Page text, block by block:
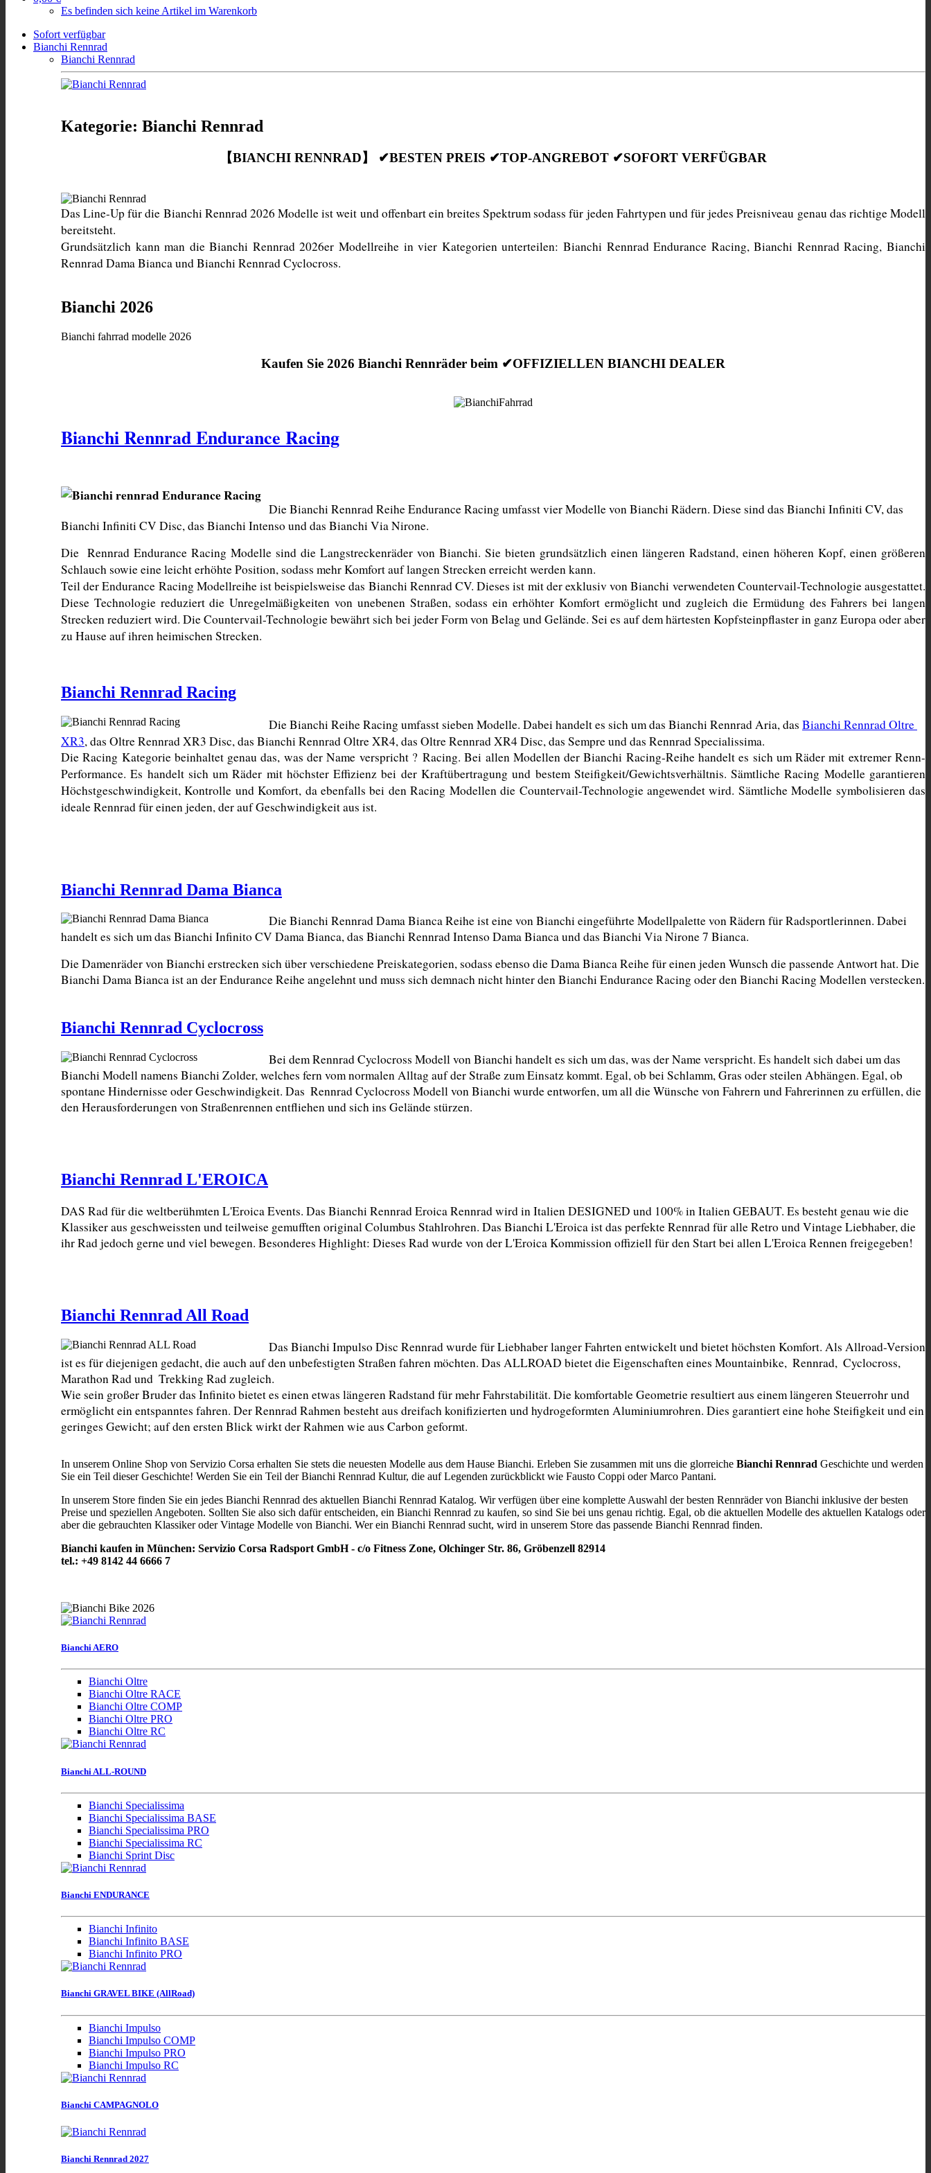
Es befinden sich keine Artikel im Warenkorb
Sofort verfügbar
Bianchi Rennrad
Bianchi Rennrad
Kategorie: Bianchi Rennrad
【BIANCHI RENNRAD】 ✔BESTEN PREIS ✔TOP-ANGREBOT ✔SOFORT VERFÜGBAR
Das Line-Up für die Bianchi Rennrad 2026 Modelle ist weit und offenbart ein breites Spektrum sodass für jeden Fahrtypen und für jedes Preisniveau genau das richtige Modell
bereitsteht.
Grundsätzlich kann man die Bianchi Rennrad 2026er Modellreihe in vier Kategorien unterteilen: Bianchi Rennrad Endurance Racing, Bianchi Rennrad Racing, Bianchi
Rennrad Dama Bianca und Bianchi Rennrad Cyclocross.
Bianchi 2026
Bianchi fahrrad modelle 2026
Kaufen Sie 2026 Bianchi Rennräder beim ✔OFFIZIELLEN BIANCHI DEALER
Bianchi Rennrad Endurance Racing
Die Bianchi Rennrad Reihe Endurance Racing umfasst vier Modelle von Bianchi Rädern. Diese sind das Bianchi Infiniti CV, das
Bianchi Infiniti CV Disc, das Bianchi Intenso und das Bianchi Via Nirone.
Die  Rennrad Endurance Racing Modelle sind die Langstreckenräder von Bianchi. Sie bieten grundsätzlich einen längeren Radstand, einen höheren Kopf, einen größeren
Schlauch sowie eine leicht erhöhte Position, sodass mehr Komfort auf langen Strecken erreicht werden kann.
Teil der Endurance Racing Modellreihe ist beispielsweise das Bianchi Rennrad CV. Dieses ist mit der exklusiv von Bianchi verwendeten Countervail-Technologie ausgestattet.
Diese Technologie reduziert die Unregelmäßigkeiten von unebenen Straßen, sodass ein erhöhter Komfort ermöglicht und zugleich die Ermüdung des Fahrers bei langen
Strecken reduziert wird. Die Countervail-Technologie bewährt sich bei jeder Form von Belag und Gelände. Sei es auf dem härtesten Kopfsteinpflaster in ganz Europa oder aber
zu Hause auf ihren heimischen Strecken.
Bianchi Rennrad Racing
Die Bianchi Reihe Racing umfasst sieben Modelle. Dabei handelt es sich um das Bianchi Rennrad Aria, das Bianchi Rennrad Oltre
XR3, das Oltre Rennrad XR3 Disc, das Bianchi Rennrad Oltre XR4, das Oltre Rennrad XR4 Disc, das Sempre und das Rennrad Specialissima.
Die Racing Kategorie beinhaltet genau das, was der Name verspricht ? Racing. Bei allen Modellen der Bianchi Racing-Reihe handelt es sich um Räder mit extremer Renn-
Performance. Es handelt sich um Räder mit höchster Effizienz bei der Kraftübertragung und bestem Steifigkeit/Gewichtsverhältnis. Sämtliche Racing Modelle garantieren
Höchstgeschwindigkeit, Kontrolle und Komfort, da ebenfalls bei den Racing Modellen die Countervail-Technologie angewendet wird. Sämtliche Modelle symbolisieren das
ideale Rennrad für einen jeden, der auf Geschwindigkeit aus ist.
Bianchi Rennrad Dama Bianca
Die Bianchi Rennrad Dama Bianca Reihe ist eine von Bianchi eingeführte Modellpalette von Rädern für Radsportlerinnen. Dabei
handelt es sich um das Bianchi Infinito CV Dama Bianca, das Bianchi Rennrad Intenso Dama Bianca und das Bianchi Via Nirone 7 Bianca.
Die Damenräder von Bianchi erstrecken sich über verschiedene Preiskategorien, sodass ebenso die Dama Bianca Reihe für einen jeden Wunsch die passende Antwort hat. Die
Bianchi Dama Bianca ist an der Endurance Reihe angelehnt und muss sich demnach nicht hinter den Bianchi Endurance Racing oder den Bianchi Racing Modellen verstecken.
Bianchi Rennrad Cyclocross
Bei dem Rennrad Cyclocross Modell von Bianchi handelt es sich um das, was der Name verspricht. Es handelt sich dabei um das
Bianchi Modell namens Bianchi Zolder, welches fern vom normalen Alltag auf der Straße zum Einsatz kommt. Egal, ob bei Schlamm, Gras oder steilen Abhängen. Egal, ob
spontane Hindernisse oder Geschwindigkeit. Das  Rennrad Cyclocross Modell von Bianchi wurde entworfen, um all die Wünsche von Fahrern und Fahrerinnen zu erfüllen, die
den Herausforderungen von Straßenrennen entfliehen und sich ins Gelände stürzen.
Bianchi Rennrad L'EROICA
DAS Rad für die weltberühmten L'Eroica Events. Das Bianchi Rennrad Eroica Rennrad wird in Italien DESIGNED und 100% in Italien GEBAUT. Es besteht genau wie die
Klassiker aus geschweissten und teilweise gemufften original Columbus Stahlrohren. Das Bianchi L'Eroica ist das perfekte Rennrad für alle Retro und Vintage Liebhaber, die
ihr Rad jedoch gerne und viel bewegen. Besonderes Highlight: Dieses Rad wurde von der L'Eroica Kommission offiziell für den Start bei allen L'Eroica Rennen freigegeben!
Bianchi Rennrad All Road
Das Bianchi Impulso Disc Rennrad wurde für Liebhaber langer Fahrten entwickelt und bietet höchsten Komfort. Als Allroad-Version
ist es für diejenigen gedacht, die auch auf den unbefestigten Straßen fahren möchten. Das ALLROAD bietet die Eigenschaften eines Mountainbike,  Rennrad,  Cyclocross,
Marathon Rad und  Trekking Rad zugleich.
Wie sein großer Bruder das Infinito bietet es einen etwas längeren Radstand für mehr Fahrstabilität. Die komfortable Geometrie resultiert aus einem längeren Steuerrohr und
ermöglicht ein entspanntes fahren. Der Rennrad Rahmen besteht aus dreifach konifizierten und hydrogeformten Aluminiumrohren. Dies garantiert eine hohe Steifigkeit und ein
geringes Gewicht; auf den ersten Blick wirkt der Rahmen wie aus Carbon geformt.
In unserem Online Shop von Servizio Corsa erhalten Sie stets die neuesten Modelle aus dem Hause Bianchi. Erleben Sie zusammen mit uns die glorreiche Bianchi Rennrad Geschichte und werden
Sie ein Teil dieser Geschichte! Werden Sie ein Teil der Bianchi Rennrad Kultur, die auf Legenden zurückblickt wie Fausto Coppi oder Marco Pantani.
In unserem Store finden Sie ein jedes Bianchi Rennrad des aktuellen Bianchi Rennrad Katalog. Wir verfügen über eine komplette Auswahl der besten Rennräder von Bianchi inklusive der besten
Preise und speziellen Angeboten. Sollten Sie also sich dafür entscheiden, ein Bianchi Rennrad zu kaufen, so sind Sie bei uns genau richtig. Egal, ob die aktuellen Modelle des aktuellen Katalogs oder
aber die gebrauchten Klassiker oder Vintage Modelle von Bianchi. Wer ein Bianchi Rennrad sucht, wird in unserem Store das passende Bianchi Rennrad finden.
Bianchi kaufen in München: Servizio Corsa Radsport GmbH - c/o Fitness Zone, Olchinger Str. 86, Gröbenzell 82914
tel.: +49 8142 44 6666 7
Bianchi AERO
Bianchi Oltre
Bianchi Oltre RACE
Bianchi Oltre COMP
Bianchi Oltre PRO
Bianchi Oltre RC
Bianchi ALL-ROUND
Bianchi Specialissima
Bianchi Specialissima BASE
Bianchi Specialissima PRO
Bianchi Specialissima RC
Bianchi Sprint Disc
Bianchi ENDURANCE
Bianchi Infinito
Bianchi Infinito BASE
Bianchi Infinito PRO
Bianchi GRAVEL BIKE (AllRoad)
Bianchi Impulso
Bianchi Impulso COMP
Bianchi Impulso PRO
Bianchi Impulso RC
Bianchi CAMPAGNOLO
Bianchi Rennrad 2027